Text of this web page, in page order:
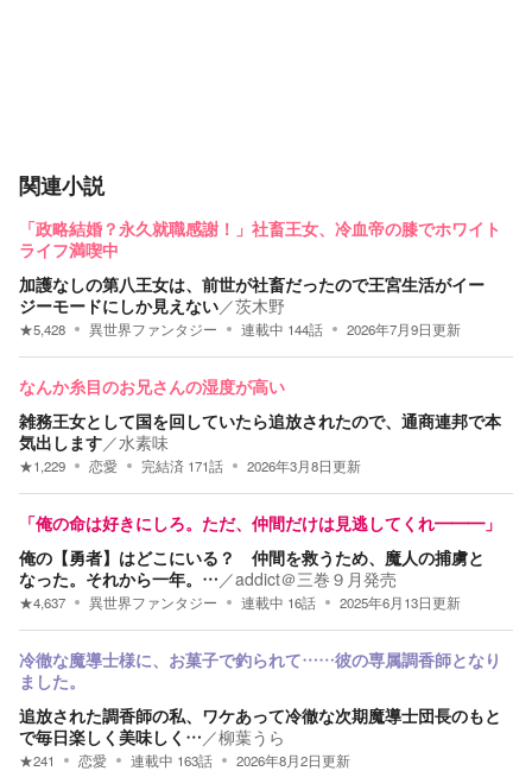
関連小説
「政略結婚？永久就職感謝！」社畜王女、冷血帝の膝でホワイト
ライフ満喫中
加護なしの第八王女は、前世が社畜だったので王宮生活がイー
ジーモードにしか見えない／茨木野
★5,428 異世界ファンタジー 連載中 144話 2026年7月9日更新
なんか糸目のお兄さんの湿度が高い
雑務王女として国を回していたら追放されたので、通商連邦で本
気出します／水素味
★1,229 恋愛 完結済 171話 2026年3月8日更新
「俺の命は好きにしろ。ただ、仲間だけは見逃してくれ━━━」
俺の【勇者】はどこにいる？ 仲間を救うため、魔人の捕虜と
なった。それから一年。… ／addict＠三巻９月発売
★4,637 異世界ファンタジー 連載中 16話 2025年6月13日更新
冷徹な魔導士様に、お菓子で釣られて……彼の専属調香師となり
ました。
追放された調香師の私、ワケあって冷徹な次期魔導士団長のもと
で毎日楽しく美味しく… ／柳葉うら
★241 恋愛 連載中 163話 2026年8月2日更新